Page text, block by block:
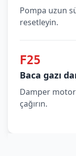
Pompa uzun
resetleyin.
F25
Baca gazı
Damper
çağırın.